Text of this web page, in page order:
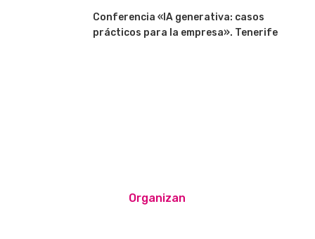
Conferencia «IA generativa: casos
prácticos para la empresa». Tenerife
Organizan